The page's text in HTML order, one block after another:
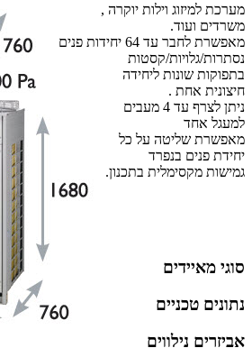
מערכת למיזוג וילות יוקרה ,
משרדים ועוד.
מאפשרת לחבר עד 64 יחידות פנים
נסתרות/גלויות/קסטות
בתפוקות שונות ליחידה
חיצונית אחת .
ניתן לצרף עד 4 מעבים
למעגל אחד
מאפשרת שליטה על כל
יחידת פנים בנפרד
גמישות מקסימלית בתכנון.
סוגי מאיידים
נתונים טכניים
אביזרים נילווים